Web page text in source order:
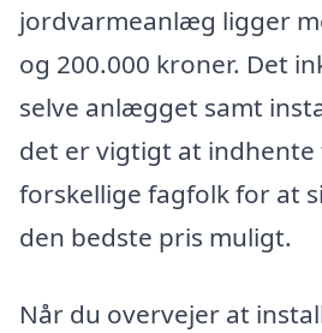
jordvarmeanlæg ligger
og 200.000 kroner. Det
selve anlægget samt
det er vigtigt at
forskellige fagfolk for at
den bedste pris muligt.
Når du overvejer at